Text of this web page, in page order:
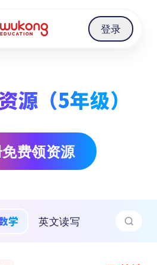
登录
源（5年级）
费领资源
学 英文读写